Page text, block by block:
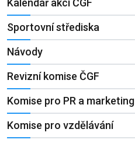
Kalendář akcí ČGF
Sportovní střediska
Návody
Revizní komise ČGF
Komise pro PR a marketing
Komise pro vzdělávání